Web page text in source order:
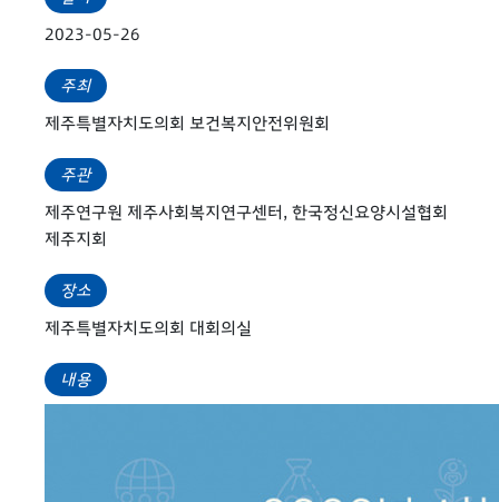
2023-05-26
주최
제주특별자치도의회 보건복지안전위원회
주관
제주연구원 제주사회복지연구센터, 한국정신요양시설협회
제주지회
장소
제주특별자치도의회 대회의실
내용